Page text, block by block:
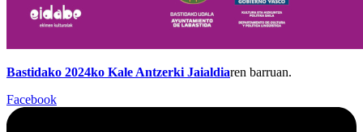
Bastidako 2024ko Kale Antzerki Jaialdiaren barruan.
Facebook